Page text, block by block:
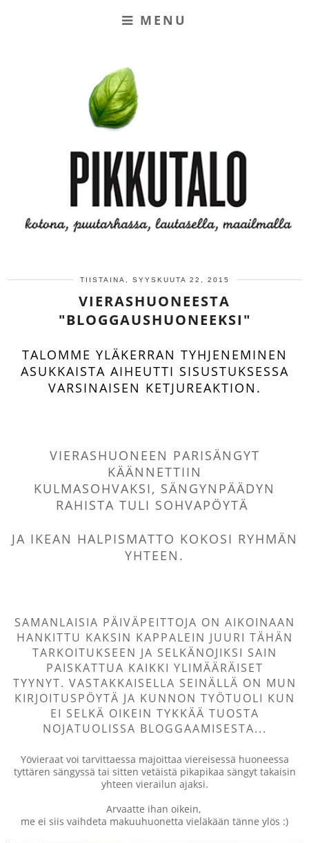
MENU
TIISTAINA, SYYSKUUTA 22, 2015
VIERASHUONEESTA
"BLOGGAUSHUONEEKSI"
TALOMME YLÄKERRAN TYHJENEMINEN
ASUKKAISTA AIHEUTTI SISUSTUKSESSA
VARSINAISEN KETJUREAKTION.
VIERASHUONEEN PARISÄNGYT
KÄÄNNETTIIN
KULMASOHVAKSI, SÄNGYNPÄÄDYN
RAHISTA TULI SOHVAPÖYTÄ
JA IKEAN HALPISMATTO KOKOSI RYHMÄN
YHTEEN.
SAMANLAISIA PÄIVÄPEITTOJA ON AIKOINAAN
HANKITTU KAKSIN KAPPALEIN JUURI TÄHÄN
TARKOITUKSEEN JA SELKÄNOJIKSI SAIN
PAISKATTUA KAIKKI YLIMÄÄRÄISET
TYYNYT. VASTAKKAISELLA SEINÄLLÄ ON MUN
KIRJOITUSPÖYTÄ JA KUNNON TYÖTUOLI KUN
EI SELKÄ OIKEIN TYKKÄÄ TUOSTA
NOJATUOLISSA BLOGGAAMISESTA...
Yövieraat voi tarvittaessa majoittaa viereisessä huoneessa
tyttären sängyssä tai sitten vetäistä pikapikaa sängyt takaisin
yhteen vierailun ajaksi.
Arvaatte ihan oikein,
me ei siis vaihdeta makuuhuonetta vieläkään tänne ylös :)